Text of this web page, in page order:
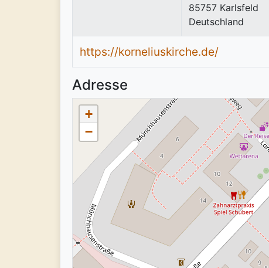
85757 Karlsfeld
Deutschland
https://korneliuskirche.de/
Adresse
+
−